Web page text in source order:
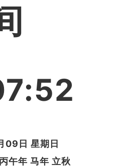
日 星期日
午年 马年 立秋